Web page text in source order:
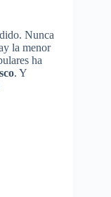
. Nunca
la menor
ha
. Y